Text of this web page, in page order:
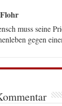
muss seine
gegen